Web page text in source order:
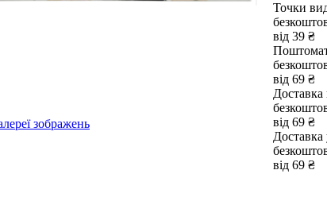
зображень
Точки
від 39 ₴
від 69 ₴
від 69 ₴
Доставка
від 69 ₴